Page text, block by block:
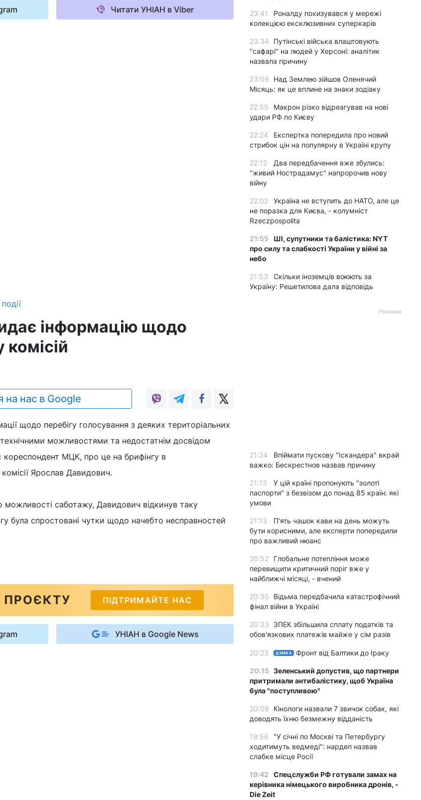
Читати УНІАН в Viber
інформацію щодо
на нас в Google
щодо перебігу голосування з деяких територіальних
можливостями та недостатнім досвідом
кореспондент МЦК, про це на брифінгу в
Ярослав Давидович.
можливості саботажу, Давидович відкинув таку
була спростовані чутки щодо начебто несправностей
ПІДТРИМАЙТЕ НАС
УНІАН в Google News
23:41
Роналду похизувався у мережі
колекцією ексклюзивних суперкарів
23:34
Путінські війська влаштовують
"сафарі" на людей у Херсоні: аналітик
назвала причину
23:09
Над Землею зійшов Оленячий
Місяць: як це вплине на знаки зодіаку
22:55
Макрон різко відреагував на нові
удари РФ по Києву
22:24
Експертка попередила про новий
стрибок цін на популярну в Україні крупу
22:12
Два передбачення вже збулись:
"живий Нострадамус" напророчив нову
війну
22:02
Україна не вступить до НАТО, але це
не поразка для Києва, - колумніст
Rzeczpospolita
21:55
ШІ, супутники та балістика: NYT
про силу та слабкості України у війні за
небо
21:53
Скільки іноземців воюють за
Україну: Решетилова дала відповідь
Реклама
21:24
Впіймати пускову "Іскандера" вкрай
важко: Бескрестнов назвав причину
21:13
У цій країні пропонують "золоті
паспорти" з безвізом до понад 85 країн: які
умови
21:13
П'ять чашок кави на день можуть
бути корисними, але експерти попередили
про важливий нюанс
20:52
Глобальне потепління може
перевищити критичний поріг вже у
найближчі місяці, - вчений
20:35
Відьма передбачила катастрофічний
фінал війни в Україні
20:33
ЗПЕК збільшила сплату податків та
обов'язкових платежів майже у сім разів
20:23 ДУМКА Фронт від Балтики до Іраку
20:15 Зеленський допустив, що партнери
притримали антибалістику, щоб Україна
була "поступливою"
20:08
Кінологи назвали 7 звичок собак, які
доводять їхню безмежну відданість
19:56
"У січні по Москві та Петербургу
ходитимуть ведмеді": нардеп назвав
слабке місце Росії
19:42
Спецслужби РФ готували замах на
керівника німецького виробника дронів, -
Die Zeit